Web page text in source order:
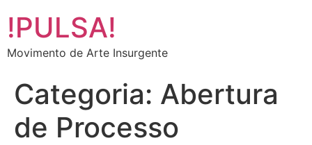
!PULSA!
Movimento de Arte Insurgente
Categoria: Abertura
de Processo